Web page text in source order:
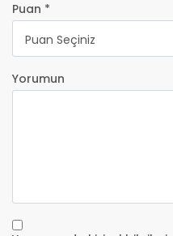
Puan *
Puan Seçiniz
Yorumun